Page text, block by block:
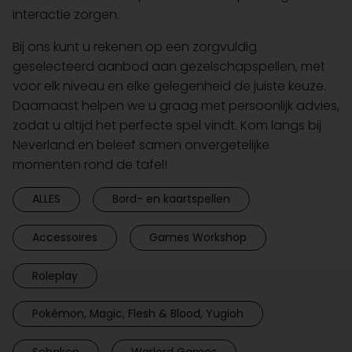
interactie zorgen.
Bij ons kunt u rekenen op een zorgvuldig
geselecteerd aanbod aan gezelschapspellen, met
voor elk niveau en elke gelegenheid de juiste keuze.
Daarnaast helpen we u graag met persoonlijk advies,
zodat u altijd het perfecte spel vindt. Kom langs bij
Neverland en beleef samen onvergetelijke
momenten rond de tafel!
ALLES Bord- en kaartspellen
Accessoires Games Workshop
Roleplay
Pokémon, Magic, Flesh & Blood, Yugioh